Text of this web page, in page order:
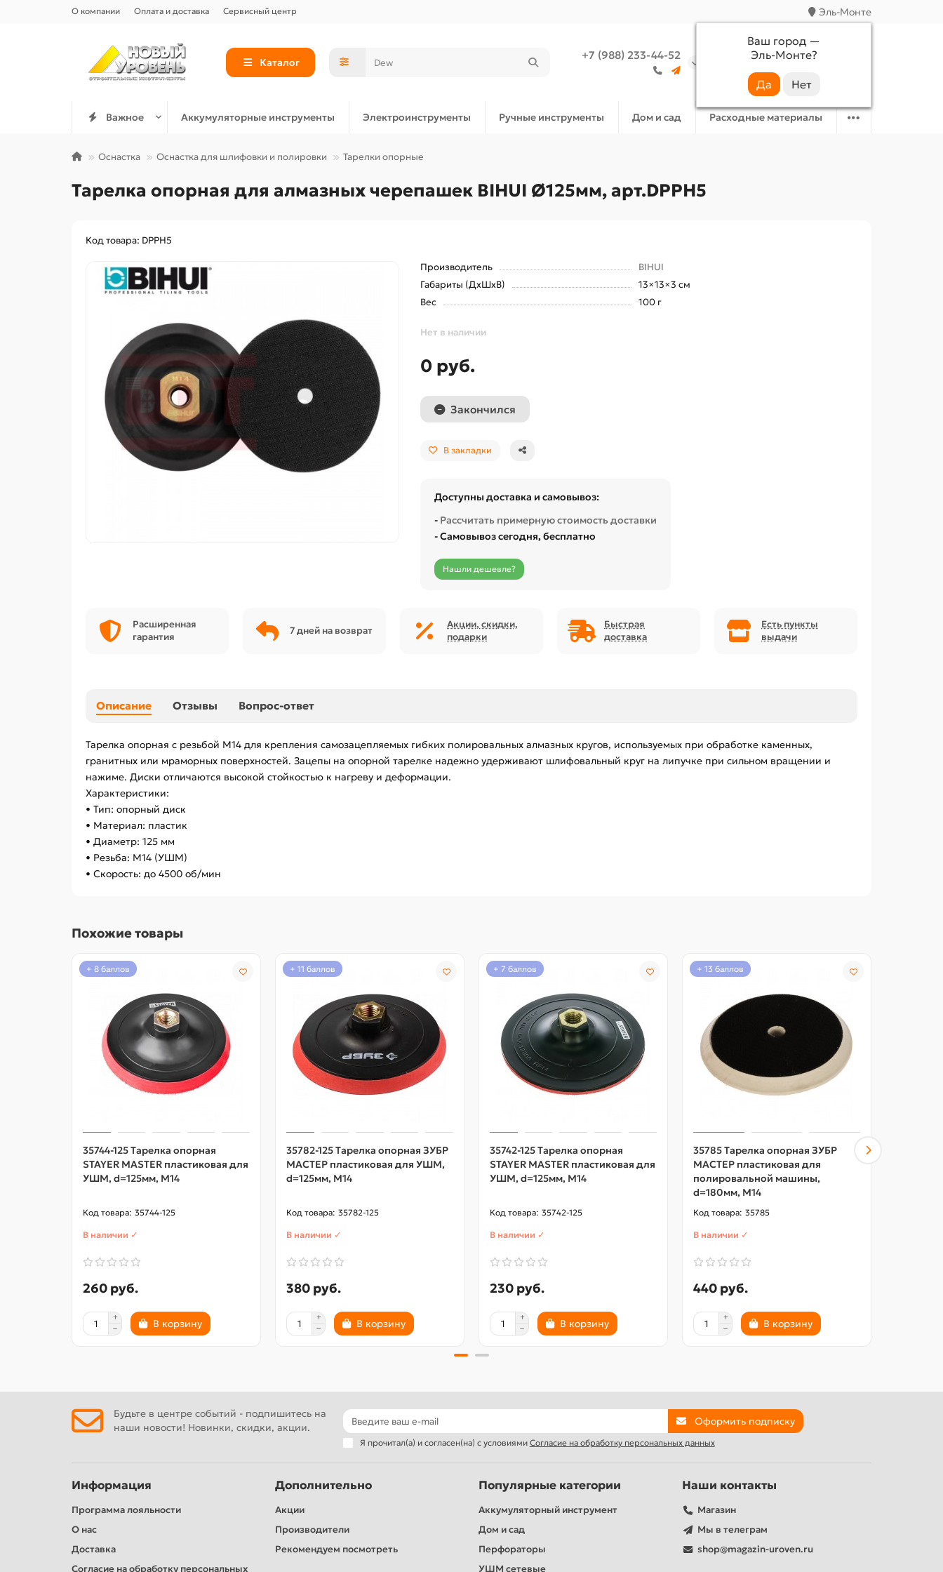
О компании Оплата и доставка Сервисный центр Эль-Монте
Ваш город —
Эль-Монте?
Каталог
+7 (988) 233-44-52
Аккаунт Избранное
Важное Аккумуляторные инструменты Электроинструменты Ручные инструменты Дом и сад Расходные материалы
Оснастка Оснастка для шлифовки и полировки Тарелки опорные
Тарелка опорная для алмазных черепашек BIHUI Ø125мм, арт.DPPH5
Код товара: DPPH5
Производитель
BIHUI
Габариты (ДхШхВ)
13×13×3 см
Вес
100 г
Нет в наличии
0 руб.
Закончился
В закладки
Доступны доставка и самовывоз:
- Рассчитать примерную стоимость доставки
- Самовывоз сегодня, бесплатно
Нашли дешевле?
Расширенная
гарантия
7 дней на возврат
Акции, скидки,
подарки
Быстрая
доставка
Есть пункты
выдачи
Описание Отзывы Вопрос-ответ
Тарелка опорная с резьбой М14 для крепления самозацепляемых гибких полировальных алмазных кругов, используемых при обработке каменных,
гранитных или мраморных поверхностей. Зацепы на опорной тарелке надежно удерживают шлифовальный круг на липучке при сильном вращении и
нажиме. Диски отличаются высокой стойкостью к нагреву и деформации.
Характеристики:
• Тип: опорный диск
• Материал: пластик
• Диаметр: 125 мм
• Резьба: М14 (УШМ)
• Скорость: до 4500 об/мин
Похожие товары
+ 8 баллов
35744-125 Тарелка опорная
STAYER MASTER пластиковая для
УШМ, d=125мм, M14
35744-125
В наличии ✓
260 руб.
В корзину
+ 11 баллов
35782-125 Тарелка опорная ЗУБР
МАСТЕР пластиковая для УШМ,
d=125мм, М14
35782-125
В наличии ✓
380 руб.
В корзину
+ 7 баллов
35742-125 Тарелка опорная
STAYER MASTER пластиковая для
УШМ, d=125мм, M14
35742-125
В наличии ✓
230 руб.
В корзину
+ 13 баллов
35785 Тарелка опорная ЗУБР
МАСТЕР пластиковая для
полировальной машины,
d=180мм, М14
35785
В наличии ✓
440 руб.
В корзину
Будьте в центре событий - подпишитесь на
наши новости! Новинки, скидки, акции.
Оформить подписку
Я прочитал(а) и согласен(на) с условиями Согласие на обработку персональных данных
Информация
Программа лояльности
О нас
Доставка
Согласие на обработку персональных
Дополнительно
Акции
Производители
Рекомендуем посмотреть
Популярные категории
Аккумуляторный инструмент
Дом и сад
Перфораторы
УШМ сетевые
Наши контакты
Магазин
Мы в телеграм
shop@magazin-uroven.ru